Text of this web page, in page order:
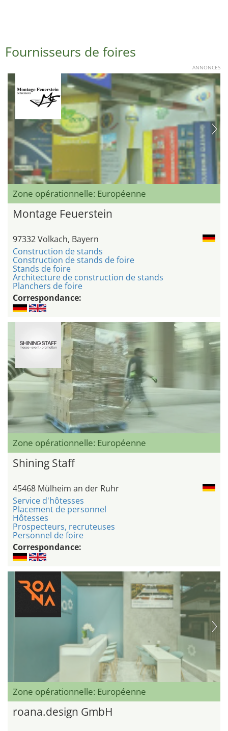
Fournisseurs de foires
ANNONCES
Zone opérationnelle: Européenne
Montage Feuerstein
97332 Volkach, Bayern
Construction de stands
Construction de stands de foire
Stands de foire
Architecture de construction de stands
Planchers de foire
Correspondance:
Zone opérationnelle: Européenne
Shining Staff
45468 Mülheim an der Ruhr
Service d'hôtesses
Placement de personnel
Hôtesses
Prospecteurs, recruteuses
Personnel de foire
Correspondance:
Zone opérationnelle: Européenne
roana.design GmbH